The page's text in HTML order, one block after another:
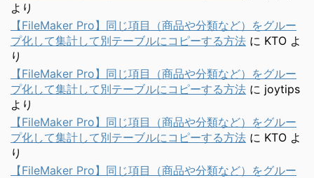
より
【FileMaker Pro】同じ項目（商品や分類など）をグルー
プ化して集計して別テーブルにコピーする方法 に KTO よ
り
【FileMaker Pro】同じ項目（商品や分類など）をグルー
プ化して集計して別テーブルにコピーする方法 に joytips
より
【FileMaker Pro】同じ項目（商品や分類など）をグルー
プ化して集計して別テーブルにコピーする方法 に KTO よ
り
【FileMaker Pro】同じ項目（商品や分類など）をグルー